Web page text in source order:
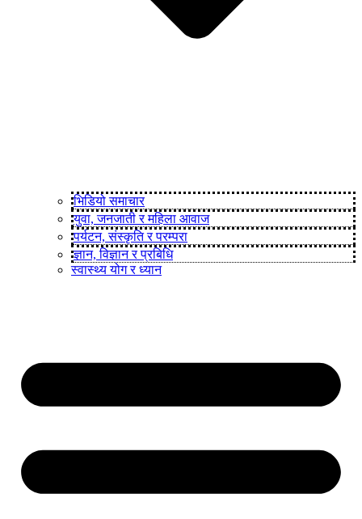
भिडियो समाचार
युवा, जनजाती र महिला आवाज
पर्यटन, संस्कृति र परम्परा
ज्ञान, विज्ञान र प्रबिधि
स्वास्थ्य योग र ध्यान